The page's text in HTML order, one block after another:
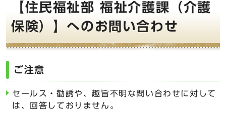
【住民福祉部 福祉介護課（介護
保険）】へのお問い合わせ
ご注意
セールス・勧誘や、趣旨不明な問い合わせに対して
は、回答しておりません。